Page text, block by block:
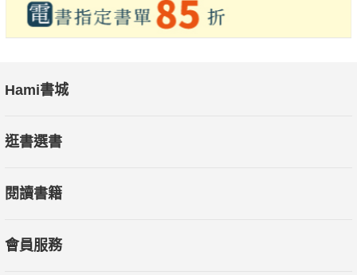
Hami書城
逛書選書
閱讀書籍
會員服務